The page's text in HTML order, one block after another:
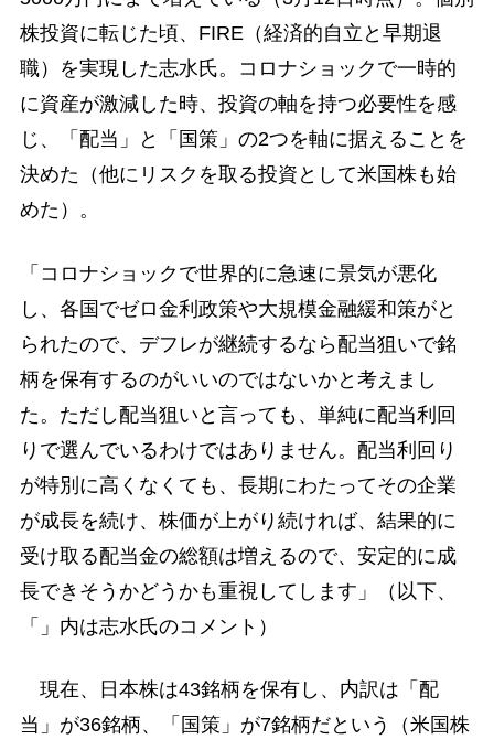
株投資に転じた頃、FIRE（経済的自立と早期退
職）を実現した志水氏。コロナショックで一時的
に資産が激減した時、投資の軸を持つ必要性を感
じ、「配当」と「国策」の2つを軸に据えることを
決めた（他にリスクを取る投資として米国株も始
めた）。
「コロナショックで世界的に急速に景気が悪化
し、各国でゼロ金利政策や大規模金融緩和策がと
られたので、デフレが継続するなら配当狙いで銘
柄を保有するのがいいのではないかと考えまし
た。ただし配当狙いと言っても、単純に配当利回
りで選んでいるわけではありません。配当利回り
が特別に高くなくても、長期にわたってその企業
が成長を続け、株価が上がり続ければ、結果的に
受け取る配当金の総額は増えるので、安定的に成
長できそうかどうかも重視してします」（以下、
「」内は志水氏のコメント）
現在、日本株は43銘柄を保有し、内訳は「配
当」が36銘柄、「国策」が7銘柄だという（米国株